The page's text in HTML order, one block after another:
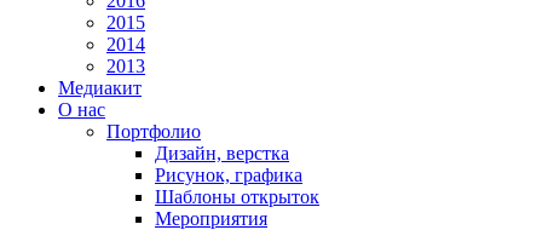
2015
2014
2013
Медиакит
О нас
Портфолио
Дизайн, верстка
Рисунок, графика
Шаблоны открыток
Мероприятия